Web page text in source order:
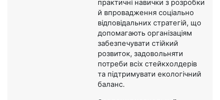
практичні навички з розробки
й впровадження соціально
відповідальних стратегій, що
допомагають організаціям
забезпечувати стійкий
розвиток, задовольняти
потреби всіх стейкхолдерів
та підтримувати екологічний
баланс.